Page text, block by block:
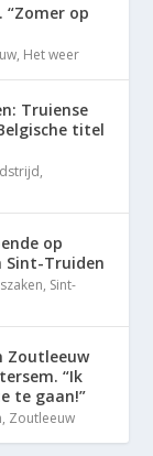
“Zomer op
, Het weer
Truiense
titel
,
op
Sint-Truiden
, Sint-
Zoutleeuw
“Ik
te gaan!”
, Zoutleeuw